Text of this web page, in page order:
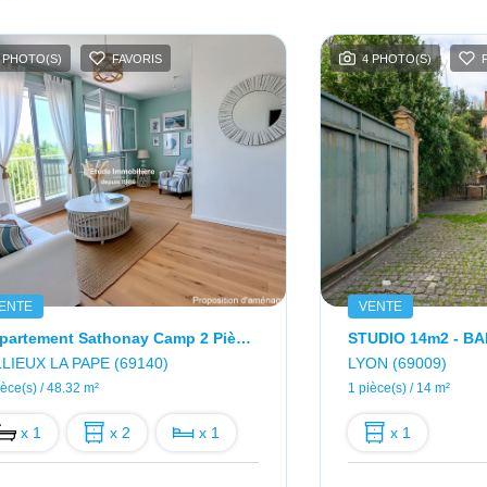
PHOTO(S) FAVORIS
Appartement Sathonay Camp 2 Pièce(s) 48.32 M2
LA PAPE (69140)
/ 48.32 m²
x 1 x 2 x 1
4 PHOTO(S)
VENTE
LYON (69009)
1 pièce(s) / 14 m²
x 1